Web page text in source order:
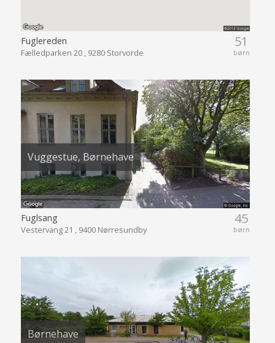
51
børn
Fuglereden
Fælledparken 20 , 9280 Storvorde
Vuggestue, Børnehave
45
børn
Fuglsang
Vestervang 21 , 9400 Nørresundby
Børnehave